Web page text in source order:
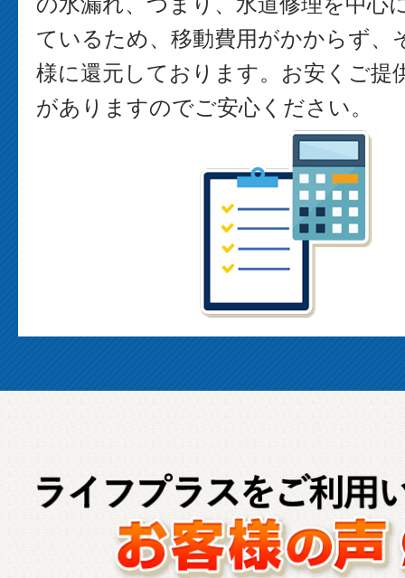
ているため、移動費用がかからず、
様に還元しております。お安くご提
がありますのでご安心ください。